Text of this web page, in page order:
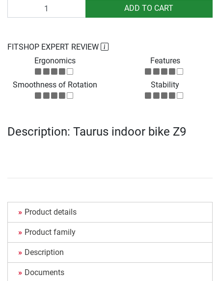
ADD TO CART
FITSHOP EXPERT REVIEW
Ergonomics
Features
Smoothness of Rotation Stability
Description: Taurus indoor bike Z9
Product details
Product family
Description
Documents